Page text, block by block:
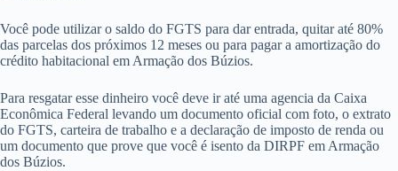
Você pode utilizar o saldo do FGTS para dar entrada, quitar até 80%
das parcelas dos próximos 12 meses ou para pagar a amortização do
crédito habitacional em Armação dos Búzios.
Para resgatar esse dinheiro você deve ir até uma agencia da Caixa
Econômica Federal levando um documento oficial com foto, o extrato
do FGTS, carteira de trabalho e a declaração de imposto de renda ou
um documento que prove que você é isento da DIRPF em Armação
dos Búzios.